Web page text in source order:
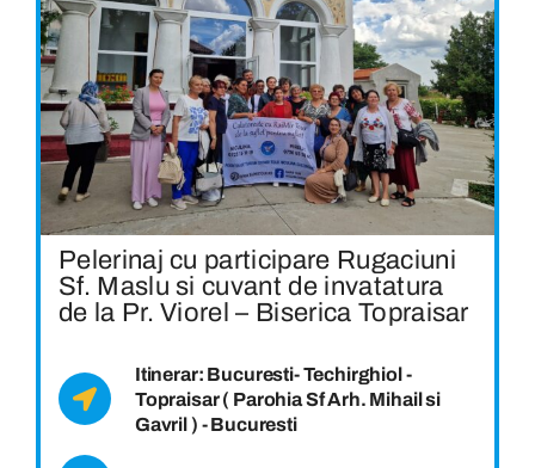
Pelerinaj cu participare Rugaciuni
Sf. Maslu si cuvant de invatatura
de la Pr. Viorel – Biserica Topraisar
Itinerar: Bucuresti- Techirghiol -
Topraisar ( Parohia Sf Arh. Mihail si
Gavril ) - Bucuresti